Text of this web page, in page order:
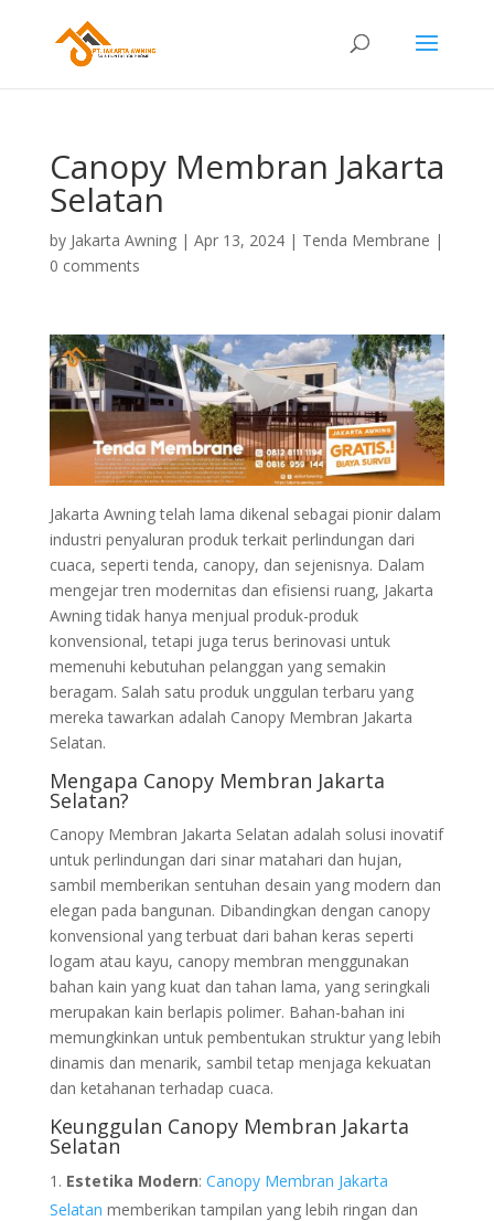
Canopy Membran Jakarta
Selatan
by Jakarta Awning| Apr 13, 2024| Tenda Membrane |
0 comments
Jakarta Awning telah lama dikenal sebagai pionir dalam
industri penyaluran produk terkait perlindungan dari
cuaca, seperti tenda, canopy, dan sejenisnya. Dalam
mengejar tren modernitas dan efisiensi ruang, Jakarta
Awning tidak hanya menjual produk-produk
konvensional, tetapi juga terus berinovasi untuk
memenuhi kebutuhan pelanggan yang semakin
beragam. Salah satu produk unggulan terbaru yang
mereka tawarkan adalah Canopy Membran Jakarta
Selatan.
Mengapa Canopy Membran Jakarta
Selatan?
Canopy Membran Jakarta Selatan adalah solusi inovatif
untuk perlindungan dari sinar matahari dan hujan,
sambil memberikan sentuhan desain yang modern dan
elegan pada bangunan. Dibandingkan dengan canopy
konvensional yang terbuat dari bahan keras seperti
logam atau kayu, canopy membran menggunakan
bahan kain yang kuat dan tahan lama, yang seringkali
merupakan kain berlapis polimer. Bahan-bahan ini
memungkinkan untuk pembentukan struktur yang lebih
dinamis dan menarik, sambil tetap menjaga kekuatan
dan ketahanan terhadap cuaca.
Keunggulan Canopy Membran Jakarta
Selatan
Estetika Modern: Canopy Membran Jakarta
Selatan memberikan tampilan yang lebih ringan dan